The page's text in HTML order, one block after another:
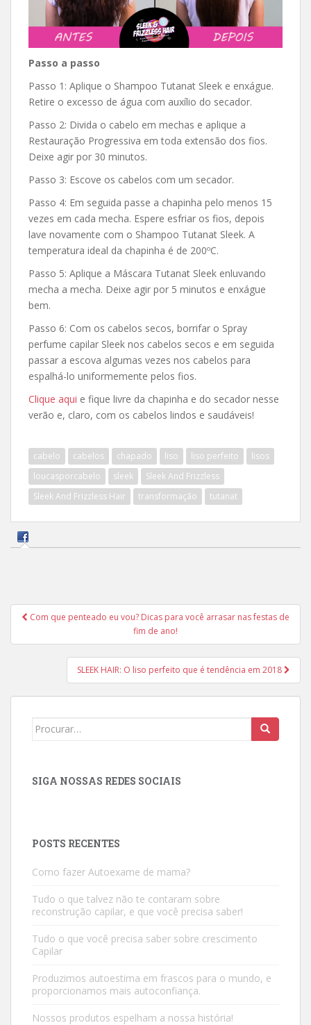
Passo a passo
Passo 1: Aplique o Shampoo Tutanat Sleek e enxágue.
Retire o excesso de água com auxílio do secador.
Passo 2: Divida o cabelo em mechas e aplique a
Restauração Progressiva em toda extensão dos fios.
Deixe agir por 30 minutos.
Passo 3: Escove os cabelos com um secador.
Passo 4: Em seguida passe a chapinha pelo menos 15
vezes em cada mecha. Espere esfriar os fios, depois
lave novamente com o Shampoo Tutanat Sleek. A
temperatura ideal da chapinha é de 200ºC.
Passo 5: Aplique a Máscara Tutanat Sleek enluvando
mecha a mecha. Deixe agir por 5 minutos e enxágue
bem.
Passo 6: Com os cabelos secos, borrifar o Spray
perfume capilar Sleek nos cabelos secos e em seguida
passar a escova algumas vezes nos cabelos para
espalhá-lo uniformemente pelos fios.
Clique aqui e fique livre da chapinha e do secador nesse
verão e, claro, com os cabelos lindos e saudáveis!
cabelo cabelos chapado liso liso perfeito
lisos
loucasporcabelo
sleek
Sleek And Frizzless
Sleek And Frizzless Hair
transformação tutanat
Navegação
Post
Com que penteado eu vou? Dicas para você arrasar nas festas de
fim de ano!
SLEEK HAIR: O liso perfeito que é tendência em 2018
Search
SIGA NOSSAS REDES SOCIAIS
POSTS RECENTES
Como fazer Autoexame de mama?
Tudo o que talvez não te contaram sobre
reconstrução capilar, e que você precisa saber!
Tudo o que você precisa saber sobre crescimento
Capilar
Produzimos autoestima em frascos para o mundo, e
proporcionamos mais autoconfiança.
Nossos produtos espelham a nossa história!